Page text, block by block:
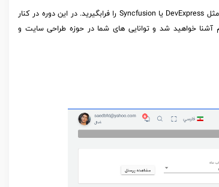
برای اینکه شما توانایی انجام این موارد را داشته باشید نیاز دارید هر چه سریعتر یکی از کامپوننت ها مثل DevExpress یا Syncfusion را فرابگیرید. در این دوره در کنار
آشنا خواهید شد و توانایی های شما در حوزه طراحی سایت و